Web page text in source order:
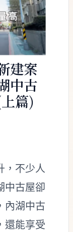
建案
中古
篇)
，不少人
中古屋卻
內湖中古
還能享受